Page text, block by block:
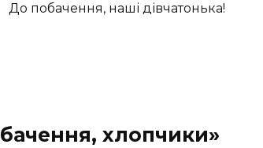
До побачення, наші дівчатонька!
хлопчики»